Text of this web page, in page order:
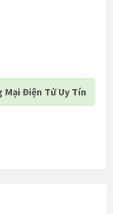
Mại Điện Tử Uy Tín